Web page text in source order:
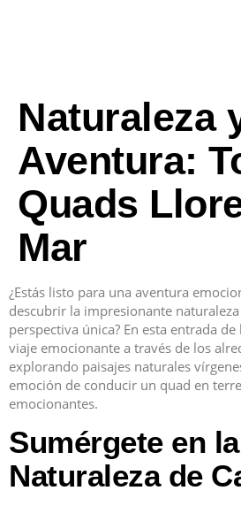
Naturaleza
Aventura:
Quads
Mar
¿Estás listo para una aventura
descubrir la impresionante
perspectiva única? En esta entrada
viaje emocionante a través de los
explorando paisajes naturales
emoción de conducir un quad en
emocionantes.
Sumérgete en la
Naturaleza de